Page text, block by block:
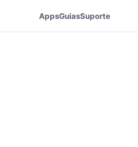
AppsGuiasSuporte